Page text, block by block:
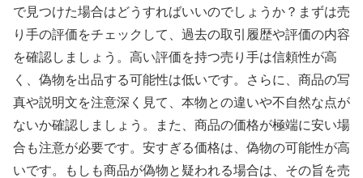
で見つけた場合はどうすればいいのでしょうか？まずは売
り手の評価をチェックして、過去の取引履歴や評価の内容
を確認しましょう。高い評価を持つ売り手は信頼性が高
く、偽物を出品する可能性は低いです。さらに、商品の写
真や説明文を注意深く見て、本物との違いや不自然な点が
ないか確認しましょう。また、商品の価格が極端に安い場
合も注意が必要です。安すぎる価格は、偽物の可能性が高
いです。もしも商品が偽物と疑われる場合は、その旨を売